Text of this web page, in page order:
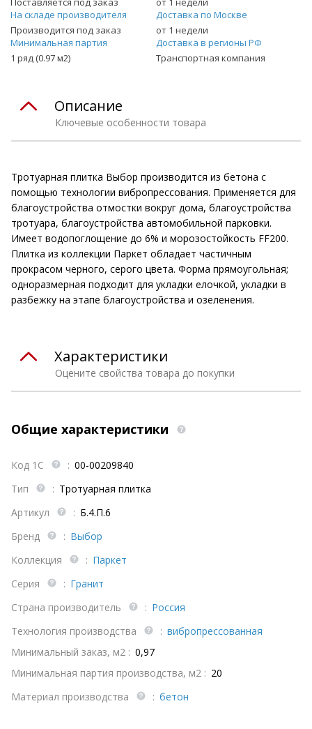
На складе производителя
Производится под заказ
Доставка по Москве
от 1 недели
Минимальная партия
1 ряд (0.97 м2)
Доставка в регионы РФ
Транспортная компания
Ключевые особенности товара
Описание
Тротуарная плитка Выбор производится из бетона с
помощью технологии вибропрессования. Применяется для
благоустройства отмостки вокруг дома, благоустройства
тротуара, благоустройства автомобильной парковки.
Имеет водопоглощение до 6% и морозостойкость FF200.
Плитка из коллекции Паркет обладает частичным
прокрасом черного, серого цвета. Форма прямоугольная;
одноразмерная подходит для укладки елочкой, укладки в
разбежку на этапе благоустройства и озеленения.
Оцените свойства товара до покупки
Характеристики
Общие характеристики
Код 1С : 00-00209840
Тип
: Тротуарная плитка
Артикул
: Б.4.П.6
Бренд
: Выбор
Коллекция
: Паркет
Серия
: Гранит
Страна производитель
: Россия
Технология производства
: вибропрессованная
Минимальный заказ, м2 : 0,97
Минимальная партия производства, м2 : 20
Материал производства
: бетон